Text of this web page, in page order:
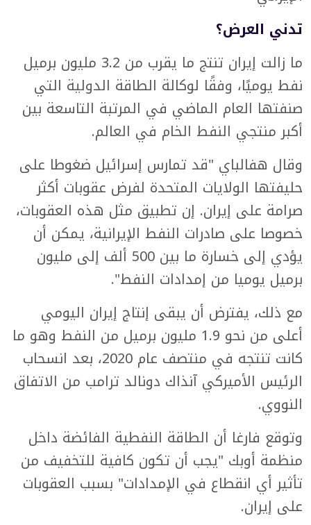
تدني العرض؟
ما زالت إيران تنتج ما يقرب من 3.2 مليون برميل
نفط يوميًا، وفقًا لوكالة الطاقة الدولية التي
صنفتها العام الماضي في المرتبة التاسعة بين
أكبر منتجي النفط الخام في العالم.
وقال هفالباي "قد تمارس إسرائيل ضغوطا على
حليفتها الولايات المتحدة لفرض عقوبات أكثر
صرامة على إيران. إن تطبيق مثل هذه العقوبات،
خصوصا على صادرات النفط الإيرانية، يمكن أن
يؤدي إلى خسارة ما بين 500 ألف إلى مليون
برميل يوميا من إمدادات النفط".
مع ذلك، يفترض أن يبقى إنتاج إيران اليومي
أعلى من نحو 1.9 مليون برميل من النفط وهو ما
كانت تنتجه في منتصف عام 2020، بعد انسحاب
الرئيس الأميركي آنذاك دونالد ترامب من الاتفاق
النووي.
وتوقع فارغا أن الطاقة النفطية الفائضة داخل
منظمة أوبك "يجب أن تكون كافية للتخفيف من
تأثير أي انقطاع في الإمدادات" بسبب العقوبات
على إيران.